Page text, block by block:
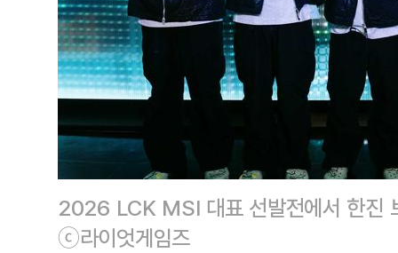
2026 LCK MSI 대표 선발전에서 한진
ⓒ라이엇게임즈